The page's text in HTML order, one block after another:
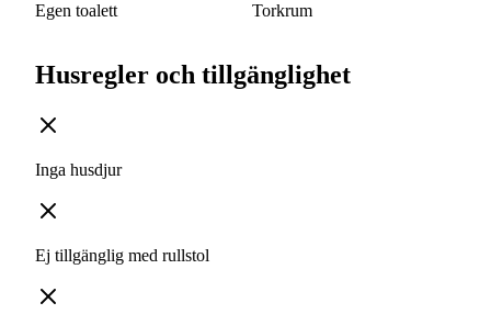
Egen toalett Torkrum
Husregler och tillgänglighet
Inga husdjur
Ej tillgänglig med rullstol